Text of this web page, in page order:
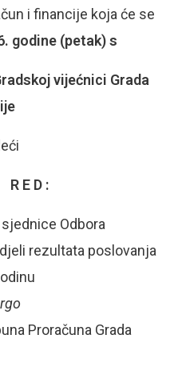
i financije koja će se
godine (petak) s
vijećnici Grada
R E D :
Odbora
rezultata poslovanja
Proračuna Grada